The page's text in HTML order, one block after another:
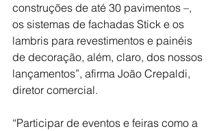
construções de até 30 pavimentos –,
os sistemas de fachadas Stick e os
lambris para revestimentos e painéis
de decoração, além, claro, dos nossos
lançamentos”, afirma João Crepaldi,
diretor comercial.
“Participar de eventos e feiras como a